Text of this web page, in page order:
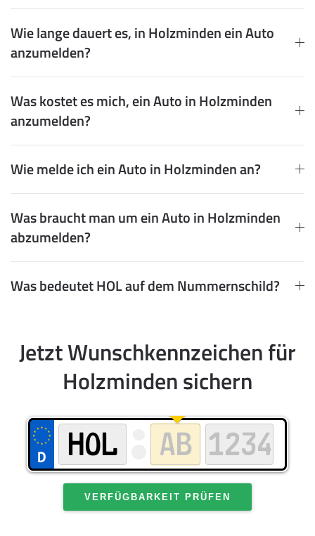
Wie lange dauert es, in Holzminden ein Auto
anzumelden?
Was kostet es mich, ein Auto in Holzminden
anzumelden?
Wie melde ich ein Auto in Holzminden an?
Was braucht man um ein Auto in Holzminden
abzumelden?
Was bedeutet HOL auf dem Nummernschild?
Jetzt Wunschkennzeichen für
Holzminden sichern
VERFÜGBARKEIT PRÜFEN